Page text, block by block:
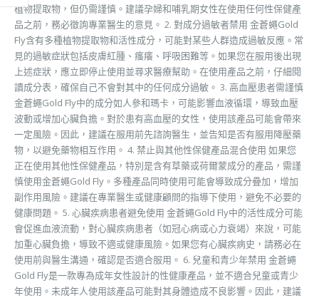
植物提取物，但仍需謹慎。建議孕婦和哺乳期女性在使用任何性保健產
品之前，務必徵詢專業醫生的意見。 2. 對成分過敏者禁用 金蒼蠅Gold
Fly含有多種植物提取物和活性成分，可能對某些人群造成過敏反應。常
見的過敏症狀包括皮膚紅腫、瘙癢、呼吸困難等。如果您在服用後出現
上述症狀，應立即停止使用並尋求醫療幫助。在使用產品之前，仔細閱
讀成分表，確保自己不會對其中的任何成分過敏。 3. 高血壓患者需謹慎
金蒼蠅Gold Fly中的成分如人參和瑪卡，可能影響血液循環，導致血壓
波動或增加心臟負擔。對於患有高血壓的女性，使用該產品可能會帶來
一定風險。因此，建議在服用前先諮詢醫生，並告知是否有服用降壓藥
物，以避免藥物相互作用。 4. 禁止與其他性保健產品混合使用 如果您
正在使用其他性保健產品，特別是含有草藥或荷爾蒙成分的產品，需謹
慎使用金蒼蠅Gold Fly。多種產品同時使用可能會導致成分疊加，增加
副作用風險。建議在專業醫生或健康顧問的指導下使用，避免不必要的
健康問題。 5. 心臟疾病患者避免使用 金蒼蠅Gold Fly中的活性成分可能
會促進血液流動，對心臟疾病患者（如冠心病或心力衰竭）來說，可能
加重心臟負擔，導致不適或健康風險。如果您有心臟疾病史，請務必在
使用前與醫生溝通，確認是否適合服用。 6. 兒童和青少年禁用 金蒼蠅
Gold Fly是一款專為成年女性設計的性健康產品，並不適合兒童或青少
年使用。未成年人使用該產品可能對其身體造成不良影響。因此，建議